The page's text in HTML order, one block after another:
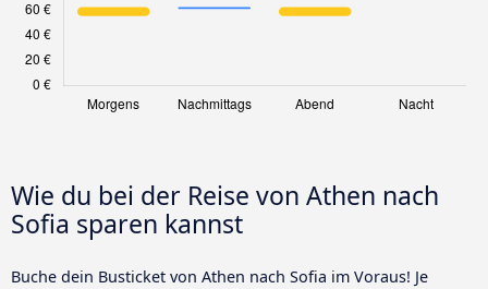
Wie du bei der Reise von Athen nach
Sofia sparen kannst
Buche dein Busticket von Athen nach Sofia im Voraus! Je